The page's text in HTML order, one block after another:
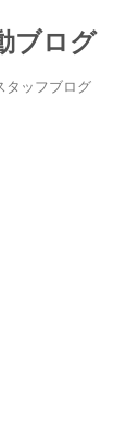
ブログ
タッフブログ